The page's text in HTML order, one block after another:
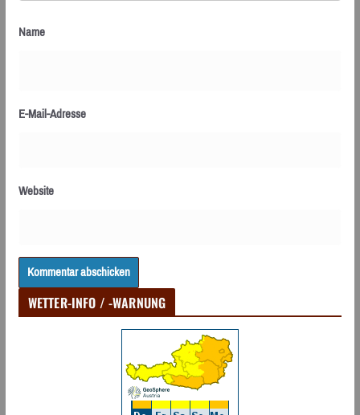
Name
E-Mail-Adresse
Website
WETTER-INFO / -WARNUNG